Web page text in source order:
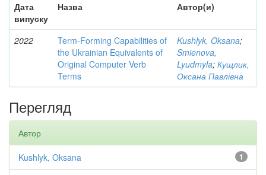
Дата
випуску
Назва Автор(и)
2022
Term-Forming Capabilities of
the Ukrainian Equivalents of
Original Computer Verb
Terms
Kushlyk, Oksana;
Smienova,
Lyudmyla; Кущлик,
Оксана Павлівна
Перегляд
Автор
1
Kushlyk, Oksana